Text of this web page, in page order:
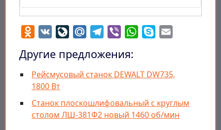
Odnoklassniki
VK LiveJournal
Mail.RuTelegram
Viber WhatsApp
Skype
Другие предложения:
Рейсмусовый станок DEWALT DW735,
1800 Вт
Станок плоскошлифовальный с круглым
столом ЛШ-381Ф2 новый 1460 об/мин